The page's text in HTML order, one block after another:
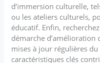
d’immersion culturelle,
ou les ateliers culturels,
éducatif. Enfin,
démarche
mises à jour régulières
caractéristiques clés